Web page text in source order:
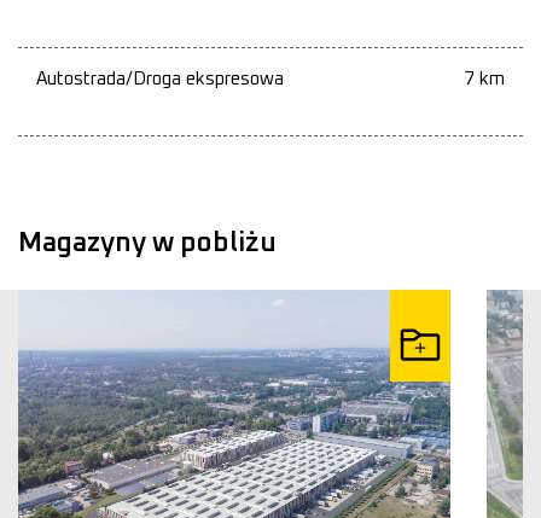
Autostrada/Droga ekspresowa 7 km
Magazyny w pobliżu